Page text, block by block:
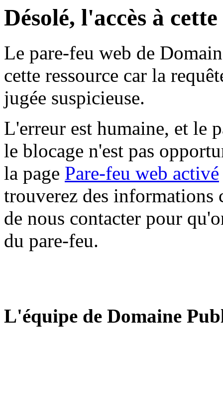
Désolé, l'accès à
Le pare-feu web de
cette ressource car la
jugée suspicieuse.
L'erreur est humaine, et le
le blocage n'est pas
la page Pare-feu web activé
trouverez des informations
de nous contacter pour
du pare-feu.
L'équipe de Domaine